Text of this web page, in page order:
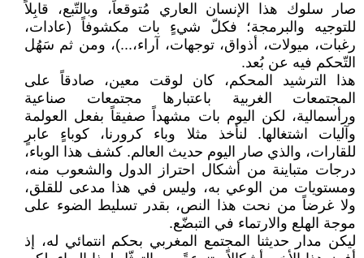
صار سلوك هذا الإنسان العاري مُتوقعاً، وبالتّبع، قابِلاً
للتوجيه والبرمجة؛ فكلّ شيءٍ بات مكشوفاً (عادات،
رغبات، ميولات، أذواق، توجهات، آراء،...)، ومن ثم سَهُل
التّحكم فيه عن بُعد.
هذا الترشيد المحكم، كان لوقت معين، صادقاً على
المجتمعات الغربية باعتبارها مجتمعات صناعية
ورأسمالية، لكن اليوم بات مشهداً صفيقاً بفعل العولمة
وآليات اشتغالها. لنأخذ مثلا وباء كرورنا، كوباءٍ عابرٍ
للقارات، والذي صار اليوم حديث العالم. كشف هذا الوباء،
درجات متباينة من أشكال احتراز الدول والشعوب منه،
ومستويات من الوعي به، وليس في هذا مدعى للقلق،
ولا غرضاً من نحت هذا النص، بقدر تسليط الضوء على
موجة الهلع والارتماء في التبضّع.
ليكن مدار حديثنا المجتمع المغربي بحكم انتمائي له، إذ